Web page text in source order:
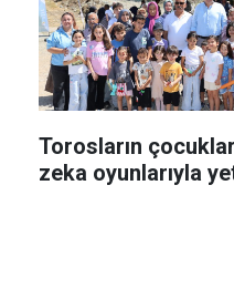
Torosların
zeka oyunlarıyla